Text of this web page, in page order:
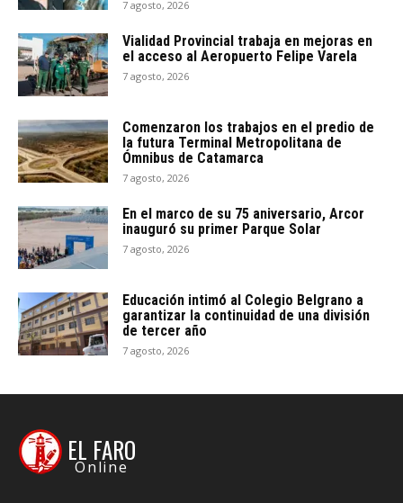
7 agosto, 2026
Vialidad Provincial trabaja en mejoras en
el acceso al Aeropuerto Felipe Varela
7 agosto, 2026
Comenzaron los trabajos en el predio de
la futura Terminal Metropolitana de
Ómnibus de Catamarca
7 agosto, 2026
En el marco de su 75 aniversario, Arcor
inauguró su primer Parque Solar
7 agosto, 2026
Educación intimó al Colegio Belgrano a
garantizar la continuidad de una división
de tercer año
7 agosto, 2026
EL FARO
Online